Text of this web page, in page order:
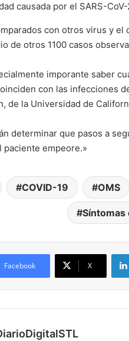
causada por el SARS-
con otros virus y
de otros 1100 casos
imporante saber
con las infecciones
de la Universidad de
determinar que pasos a
empeore.»
COVID-19 OMS
Síntomas
Facebook X